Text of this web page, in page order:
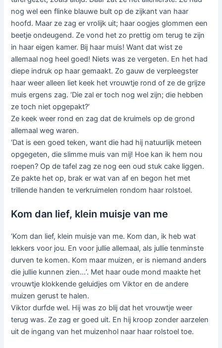
nog wel een flinke blauwe bult op de zijkant van haar
hoofd. Maar ze zag er vrolijk uit; haar oogjes glommen een
beetje ondeugend. Ze vond het zo prettig om terug te zijn
in haar eigen kamer. Bij haar muis! Want dat wist ze
allemaal nog heel goed! Niets was ze vergeten. En het had
diepe indruk op haar gemaakt. Zo gauw de verpleegster
haar weer alleen liet keek het vrouwtje rond of ze de grijze
muis ergens zag. ‘Die zal er toch nog wel zijn; die hebben
ze toch niet opgepakt?’
Ze keek weer rond en zag dat de kruimels op de grond
allemaal weg waren.
‘Dat is een goed teken, want die had hij natuurlijk meteen
opgegeten, die slimme muis van mij! Hoe kan ik hem nou
roepen? Op de tafel zag ze nog een oud stuk cake liggen.
Ze pakte het op, brak er wat van af en begon het met
trillende handen te verkruimelen rondom haar rolstoel.
Kom dan lief, klein muisje van me
‘Kom dan lief, klein muisje van me. Kom dan, ik heb wat
lekkers voor jou. En voor jullie allemaal, als jullie tenminste
durven te komen. Kom maar muizen, er is niemand anders
die jullie kunnen zien…‘. Met haar oude mond maakte het
vrouwtje klokkende geluidjes om Viktor en de andere
muizen gerust te halen.
Viktor durfde wel. Hij was zo blij dat het vrouwtje weer
terug was. Ze zag er goed uit. En hij kroop zonder aarzelen
uit de ingang van het muizenhol naar haar rolstoel toe.